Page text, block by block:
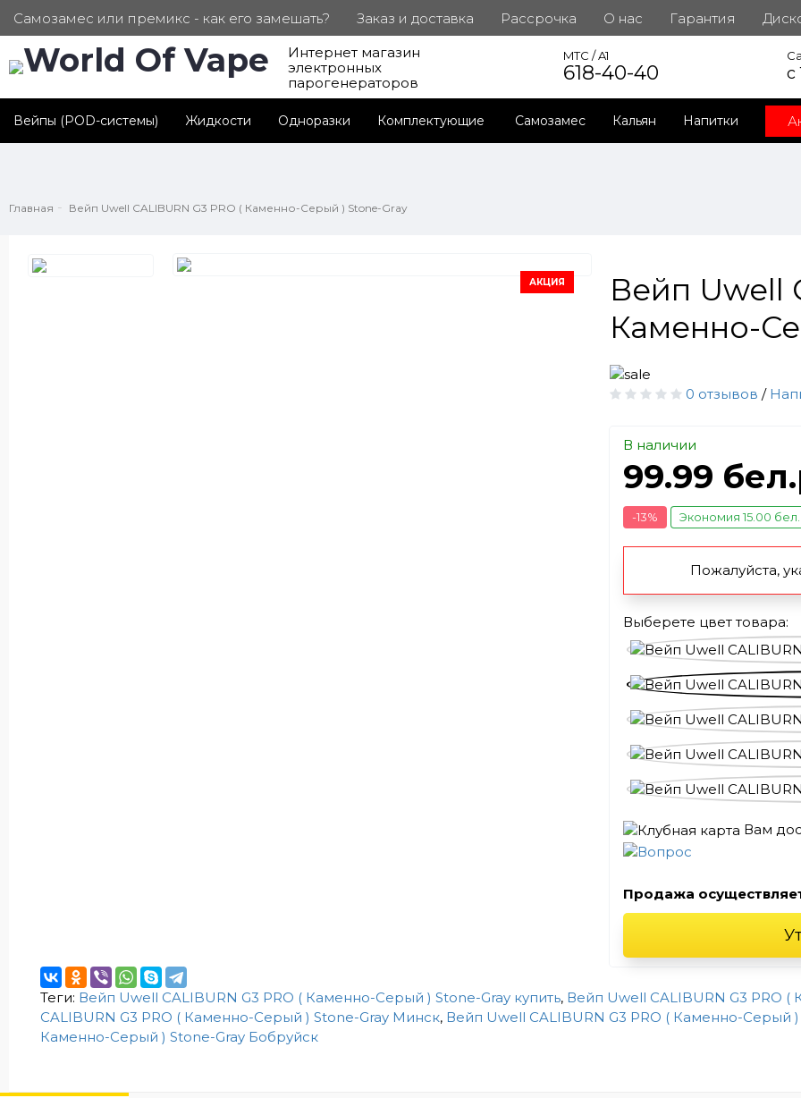
Самозамес или премикс - как его замешать? Заказ и доставка Рассрочка О нас Гарантия
ПОД. СЕРТИФИКАТЫ Партнерам Личный кабинет
Интернет магазин
электронных
парогенераторов
MTC / A1
618-40-40 с
Вейпы (POD-системы) Жидкости Одноразки Комплектующие Самозамес Кальян Напитки
Главная Вейп Uwell CALIBURN G3 PRO ( Каменно-Серый ) Stone-Gray
АКЦИЯ
Вейп Uwell
Каменно-
0 отзывов /
В наличии
99.99
-13% Экономия 15.00
Пожалуйста,
Выберете цвет товара:
Вам
Продажа
Теги: Вейп Uwell CALIBURN G3 PRO ( Каменно-Серый ) Stone-Gray купить, Вейп Uwell CALIBURN G3 PRO
CALIBURN G3 PRO ( Каменно-Серый ) Stone-Gray Минск, Вейп Uwell CALIBURN G3 PRO ( Каменно-Серый )
Каменно-Серый ) Stone-Gray Бобруйск